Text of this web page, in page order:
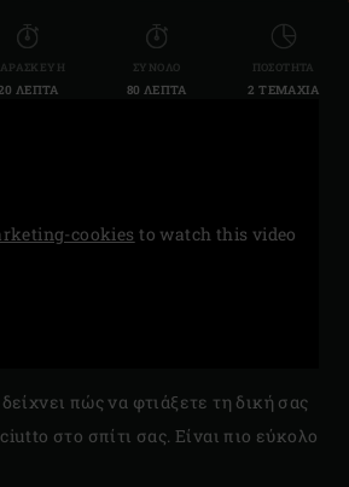
ΛΕΠΤΆ
ΣΎΝΟΛΟ
80 ΛΕΠΤΆ
ΠΟΣΌΤΗΤΑ
2 ΤΕΜΆΧΙΑ
cookies to watch this video
πώς να φτιάξετε τη δική σας
στο σπίτι σας. Είναι πιο εύκολο